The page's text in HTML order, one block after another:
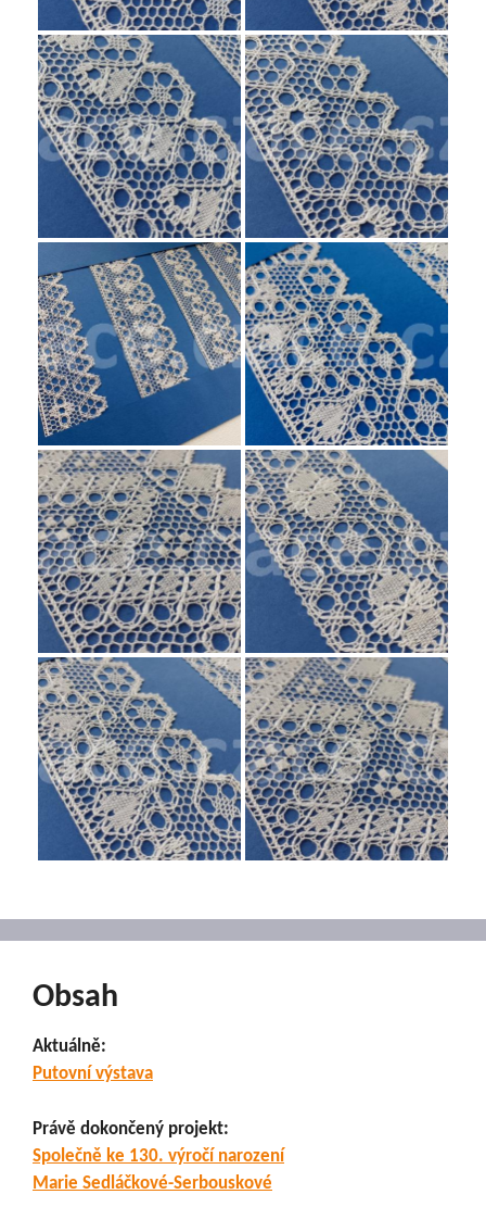
Obsah
Aktuálně:
Putovní výstava
Právě dokončený projekt:
Společně ke 130. výročí narození
Marie Sedláčkové-Serbouskové